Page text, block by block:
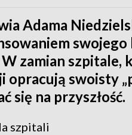
Adama
zamian szpitale,
swoisty
się na przyszłość.
szpitali